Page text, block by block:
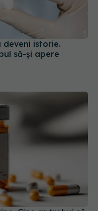
deveni istorie.
să-și apere
Cine ar trebui să
studii